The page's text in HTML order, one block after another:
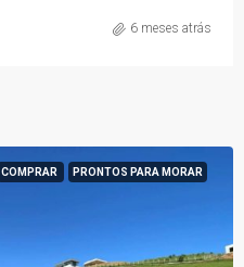
6 meses atrás
COMPRAR PRONTOS PARA MORAR